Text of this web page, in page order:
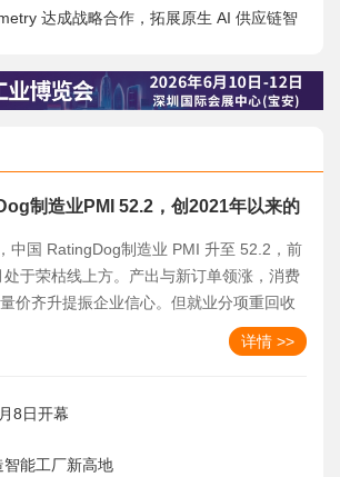
达成战略合作，拓展原生 AI 供应链智
制造业PMI 52.2，创2021年以来的
中国 RatingDog制造业 PMI 升至 52.2，前
于荣枯线上方。产出与新订单领涨，消费
价齐升提振企业信心。但就业分项重回收
业复苏” 特征，复苏依赖供给侧，全面回暖
详情 >>
8日开幕
能工厂新高地